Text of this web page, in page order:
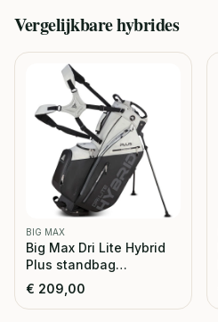
Vergelijkbarehybrides
BIG MAX
Big Max Dri Lite Hybrid
Plus standbag
grijs/zwart
€ 209,00